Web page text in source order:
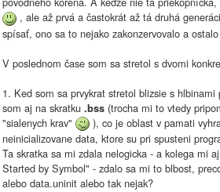
, ale až prvá a častokrát až tá druhá
spísať, ono sa to nejako zakonzervovalo a
V poslednom čase som sa stretol s dvomi
1. Ked som sa prvykrat stretol blizsie s hlbinami
som aj na skratku .bss (trocha mi to vtedy
"sialenych krav"
), co je oblast v pamati
neinicializovane data, ktore su pri spusteni
Ta skratka sa mi zdala nelogicka - a kolega mi
Started by Symbol" - zdalo sa mi to blbost,
alebo data.uninit alebo tak nejak?